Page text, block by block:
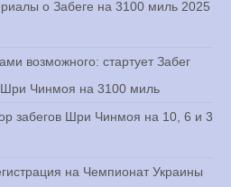
о Забеге на 3100 миль 2025
возможного: стартует Забег
Чинмоя на 3100 миль
забегов Шри Чинмоя на 10, 6 и 3
на Чемпионат Украины